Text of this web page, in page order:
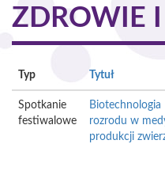
ZDROWIE
Typ Tytuł
Spotkanie
festiwalowe
Biotechnologia
rozrodu w
produkcji